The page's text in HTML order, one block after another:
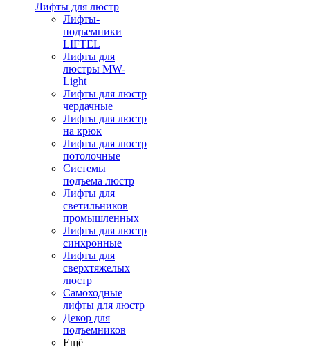
Лифты для люстр
Лифты-
подъемники
LIFTEL
Лифты для
люстры MW-
Light
Лифты для люстр
чердачные
Лифты для люстр
на крюк
Лифты для люстр
потолочные
Системы
подъема люстр
Лифты для
светильников
промышленных
Лифты для люстр
синхронные
Лифты для
сверхтяжелых
люстр
Самоходные
лифты для люстр
Декор для
подъемников
Ещё